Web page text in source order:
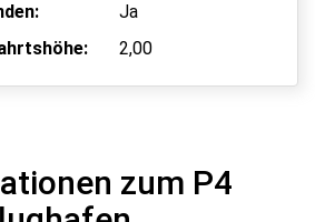
Ja
2,00
zum P4